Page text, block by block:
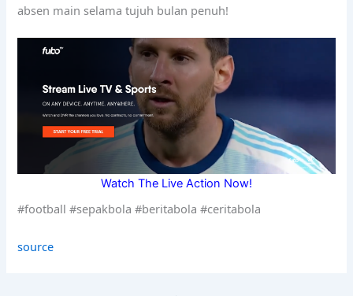
absen main selama tujuh bulan penuh!
Watch The Live Action Now!
#football #sepakbola #beritabola #ceritabola
source